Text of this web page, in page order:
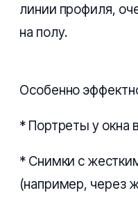
линии профиля,
на полу.
Особенно
* Портреты у окна
* Снимки с
(например, через